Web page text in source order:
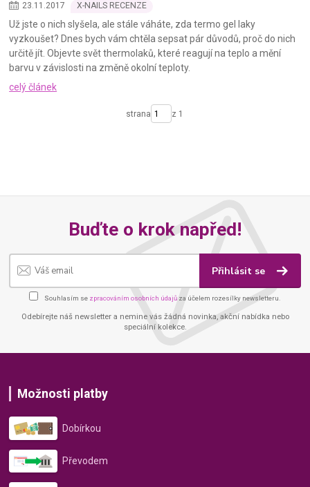
23.11 .2017 X-NAILS RECENZE
Už jste o nich slyšela, ale stále váháte, zda termo gel laky
vyzkoušet? Dnes bych vám chtěla sepsat pár důvodů, proč do nich
určitě jít. Objevte svět thermolaků, které reagují na teplo a mění
barvu v závislosti na změně okolní teploty.
celý článek
strana z 1
Buďte o krok napřed!
Přihlásit se
Souhlasím se zpracováním osobních údajů za účelem rozesílky newsletteru.
Odebírejte náš newsletter a nemine vás žádná novinka, akční nabídka nebo
speciální kolekce.
Možnosti platby
Dobírkou
Převodem